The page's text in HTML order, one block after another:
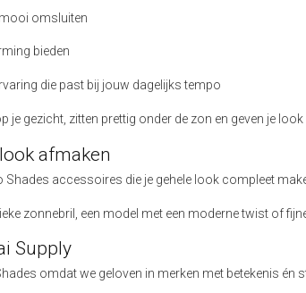
omsluiten
bieden
die past bij jouw dagelijks tempo
je gezicht, zitten prettig onder de zon en geven je
afmaken
Shades accessoires die je gehele look compleet
zonnebril, een model met een moderne twist of
Supply
omdat we geloven in merken met betekenis én